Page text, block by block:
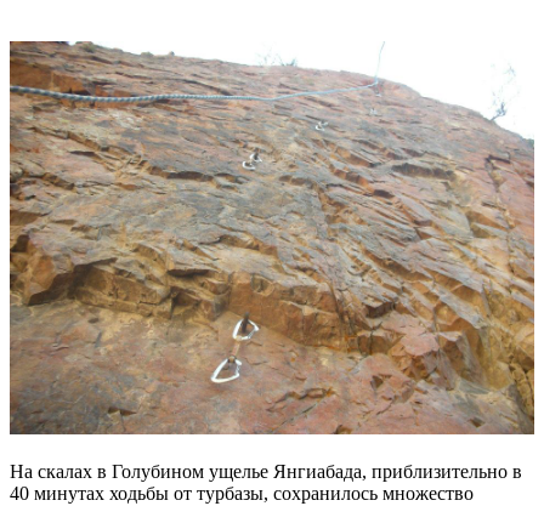
На скалах в Голубином ущелье Янгиабада, приблизительно в
40 минутах ходьбы от турбазы, сохранилось множество